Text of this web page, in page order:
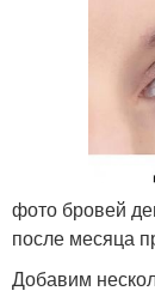
фото бровей
после месяца
Добавим